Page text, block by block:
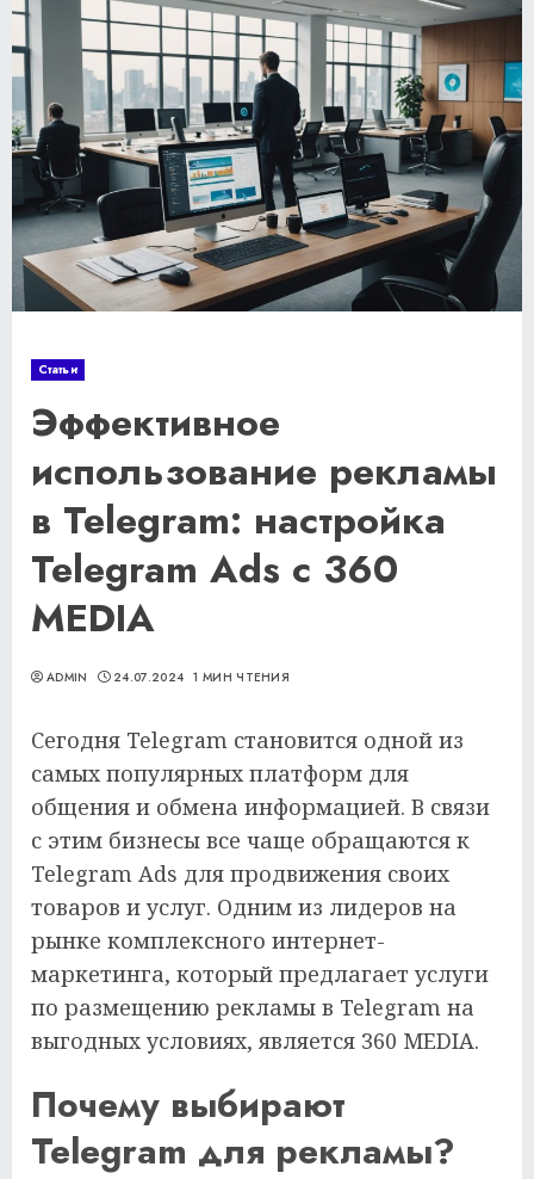
Статьи
Эффективное
использование рекламы
в Telegram: настройка
Telegram Ads с 360
MEDIA
ADMIN 24.07.2024 1 МИН ЧТЕНИЯ
Сегодня Telegram становится одной из
самых популярных платформ для
общения и обмена информацией. В связи
с этим бизнесы все чаще обращаются к
Telegram Ads для продвижения своих
товаров и услуг. Одним из лидеров на
рынке комплексного интернет-
маркетинга, который предлагает услуги
по размещению рекламы в Telegram на
выгодных условиях, является 360 MEDIA.
Почему выбирают
Telegram для рекламы?